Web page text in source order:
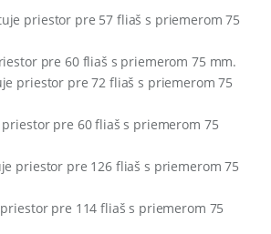
priestor pre 57 fliaš s priemerom 75
pre 60 fliaš s priemerom 75 mm.
priestor pre 72 fliaš s priemerom 75
priestor pre 60 fliaš s priemerom 75
priestor pre 126 fliaš s priemerom 75
pre 114 fliaš s priemerom 75